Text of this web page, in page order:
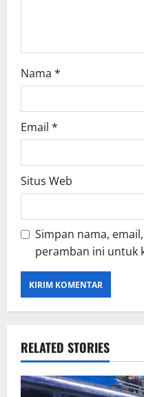
Nama *
Email *
Situs Web
Simpan nama,
peramban ini untuk
RELATED STORIES